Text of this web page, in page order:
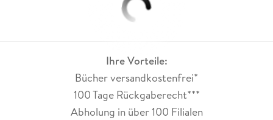
Ihre Vorteile:
Bücher versandkostenfrei*
100 Tage Rückgaberecht***
Abholung in über 100 Filialen